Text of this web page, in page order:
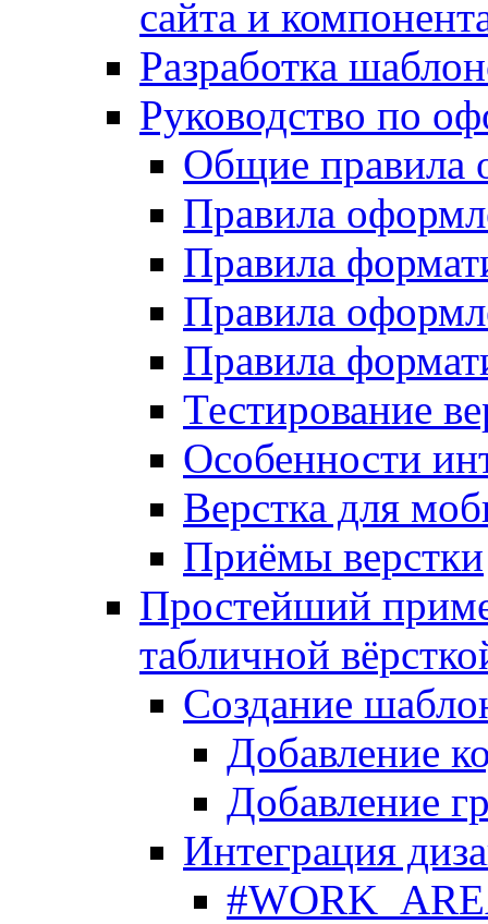
сайта и
Разработка
Руководство по
Общие правила
Правила
Правила
Правила
Правила
Тестирование
Особенности
Верстка для
Приёмы верстки
Простейший
табличной
Создание
Добавление
Добавление
Интеграция